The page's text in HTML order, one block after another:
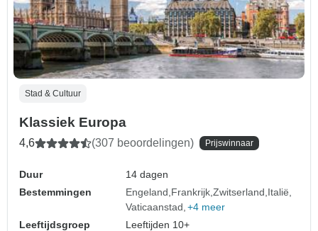
Stad & Cultuur
Klassiek Europa
4,6 (307 beoordelingen) Prijswinnaar
Duur
14 dagen
Bestemmingen
Engeland Frankrijk Zwitserland Italië
Vaticaanstad +4 meer
Leeftijdsgroep
Leeftijden 10+